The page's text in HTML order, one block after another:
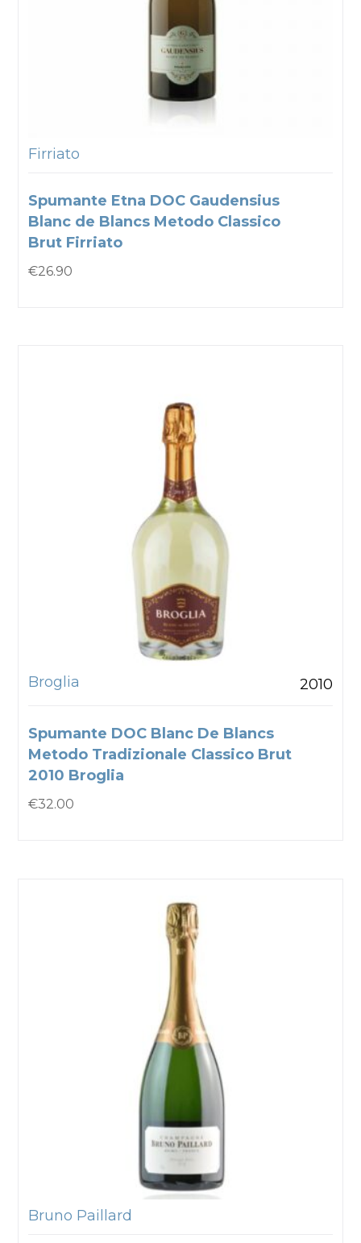
Firriato
Spumante Etna DOC Gaudensius
Blanc de Blancs Metodo Classico
Brut Firriato
€26.90
Broglia 2010
Spumante DOC Blanc De Blancs
Metodo Tradizionale Classico Brut
2010 Broglia
€32.00
Bruno Paillard